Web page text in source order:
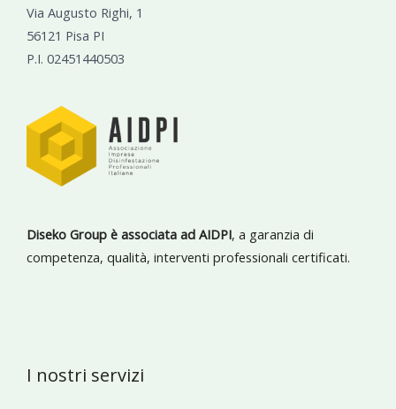
Via Augusto Righi, 1
56121 Pisa PI
P.I. 02451440503
Diseko Group è associata ad AIDPI, a garanzia di
competenza, qualità, interventi professionali certificati.
I nostri servizi